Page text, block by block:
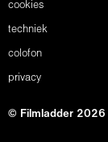
cookies
techniek
colofon
privacy
© Filmladder 2026